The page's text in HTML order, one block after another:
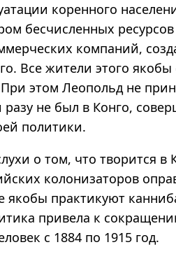
коренного
бесчисленных
компаний,
Все жители этого
этом Леопольд не
не был в Конго,
политики.
о том, что творится
колонизаторов
якобы практикуют
привела к
с 1884 по 1915 год.